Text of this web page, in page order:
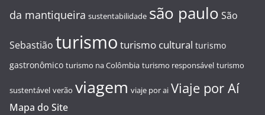
da mantiqueira sustentabilidade são paulo São
Sebastião turismo turismo cultural turismo
gastronômico turismo na Colômbia turismo responsável turismo
sustentável verão viagem viaje por ai Viaje por Aí
Mapa do Site